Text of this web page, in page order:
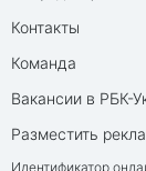
Контакты
Команда
Вакансии в РБК-
Разместить
Идентификатор